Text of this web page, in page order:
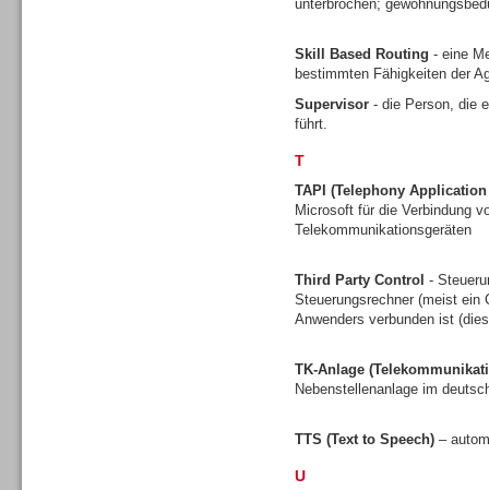
unterbrochen;
Skill Based Routing - eine
bestimmten Fähigkeiten der
Supervisor - die Person, die
führt.
T
TAPI (Telephony
Microsoft für die Verbindung
Telekommunikationsgeräten
Third Party Control -
Steuerungsrechner (meist ein
Anwenders verbunden ist
TK-Anlage
Nebenstellenanlage im
TTS (Text to Speech) –
U